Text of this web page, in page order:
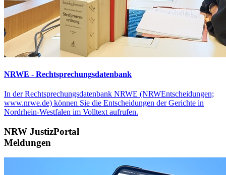
NRWE - Rechtsprechungs­datenbank
In der Rechtsprechungsdatenbank NRWE (NRWEntscheidungen;
www.nrwe.de) können Sie die Entscheidungen der Gerichte in
Nordrhein-Westfalen im Volltext aufrufen.
NRW JustizPortal
Meldungen